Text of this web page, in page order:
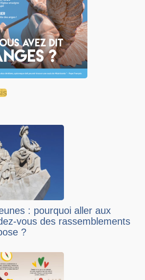
: pourquoi aller aux
vous des rassemblements
?